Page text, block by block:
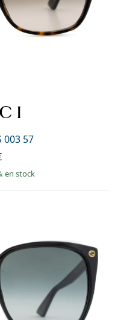
003 57
en stock